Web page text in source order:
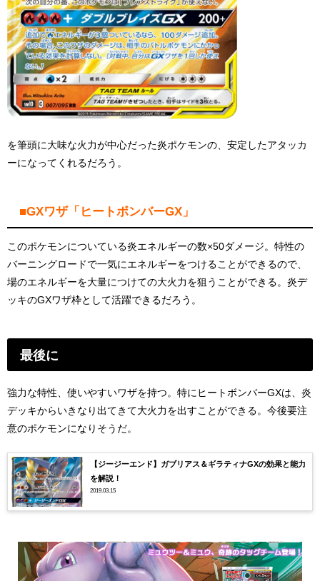
を筆頭に大味な火力が中心だった炎ポケモンの、安定したアタッカ
ーになってくれるだろう。
■GXワザ「ヒートボンバーGX」
このポケモンについている炎エネルギーの数×50ダメージ。特性の
バーニングロードで一気にエネルギーをつけることができるので、
場のエネルギーを大量につけての大火力を狙うことができる。炎デ
ッキのGXワザ枠として活躍できるだろう。
最後に
強力な特性、使いやすいワザを持つ。特にヒートボンバーGXは、炎
デッキからいきなり出てきて大火力を出すことができる。今後要注
意のポケモンになりそうだ。
【ジージーエンド】ガブリアス＆ギラティナGXの効果と能力
を解説！
2019.03.15